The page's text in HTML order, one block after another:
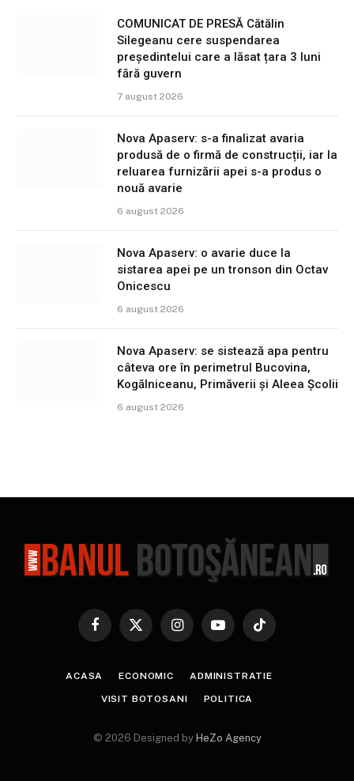
COMUNICAT DE PRESĂ Cătălin
Silegeanu cere suspendarea
președintelui care a lăsat țara 3 luni
fără guvern
7 august 2026
Nova Apaserv: s-a finalizat avaria
produsă de o firmă de construcții, iar la
reluarea furnizării apei s-a produs o
nouă avarie
6 august 2026
Nova Apaserv: o avarie duce la
sistarea apei pe un tronson din Octav
Onicescu
6 august 2026
Nova Apaserv: se sistează apa pentru
câteva ore în perimetrul Bucovina,
Kogălniceanu, Primăverii și Aleea Școlii
6 august 2026
Facebook
X
InstagramYouTubeTikTok
ACASA ECONOMIC ADMINISTRATIE
VISIT BOTOSANI POLITICA
© 2026 Designed by HeZo Agency